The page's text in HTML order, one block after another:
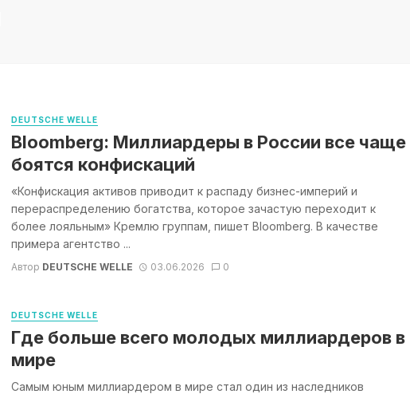
DEUTSCHE WELLE
Bloomberg: Миллиардеры в России все чаще
боятся конфискаций
«Конфискация активов приводит к распаду бизнес-империй и
перераспределению богатства, которое зачастую переходит к
более лояльным» Кремлю группам, пишет Bloomberg. В качестве
примера агентство ...
Автор DEUTSCHE WELLE 03.06.2026 0
DEUTSCHE WELLE
Где больше всего молодых миллиардеров в
мире
Самым юным миллиардером в мире стал один из наследников